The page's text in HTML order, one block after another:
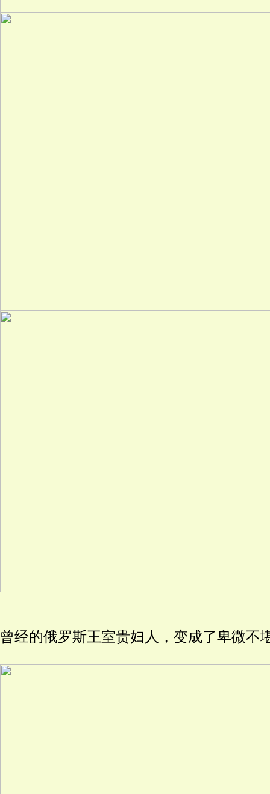
曾经的俄罗斯王室贵妇人，变成了卑微不